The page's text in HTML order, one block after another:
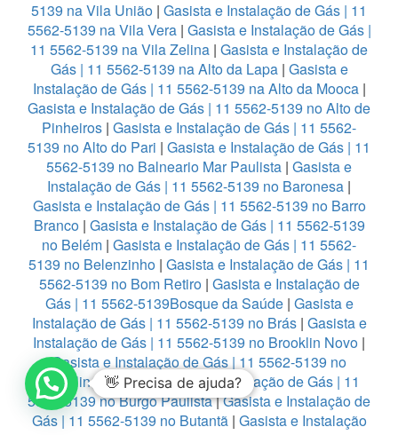
5139 na Vila União | Gasista e Instalação de Gás | 11
5562-5139 na Vila Vera| Gasista e Instalação de Gás |
11 5562-5139 na Vila Zelina | Gasista e Instalação de
Gás | 11 5562-5139 na Alto da Lapa| Gasista e
Instalação de Gás | 11 5562-5139 na Alto da Mooca|
Gasista e Instalação de Gás | 11 5562-5139 no Alto de
Pinheiros | Gasista e Instalação de Gás | 11 5562-
5139 no Alto do Pari | Gasista e Instalação de Gás | 11
5562-5139 no Balneario Mar Paulista | Gasista e
Instalação de Gás | 11 5562-5139 no Baronesa |
Gasista e Instalação de Gás | 11 5562-5139 no Barro
Branco| Gasista e Instalação de Gás | 11 5562-5139
no Belém | Gasista e Instalação de Gás | 11 5562-
5139 no Belenzinho | Gasista e Instalação de Gás | 11
5562-5139 no Bom Retiro| Gasista e Instalação de
Gás | 11 5562-5139Bosque da Saúde| Gasista e
Instalação de Gás | 11 5562-5139 no Brás| Gasista e
Instalação de Gás | 11 5562-5139 no Brooklin Novo |
Gasista e Instalação de Gás | 11 5562-5139 no
Brooklin Paulista|Gasista e Instalação de Gás | 11
5562-5139 no Burgo Paulista|Gasista e Instalação de
Gás | 11 5562-5139 no Butantã| Gasista e Instalação
👋 Precisa de ajuda?